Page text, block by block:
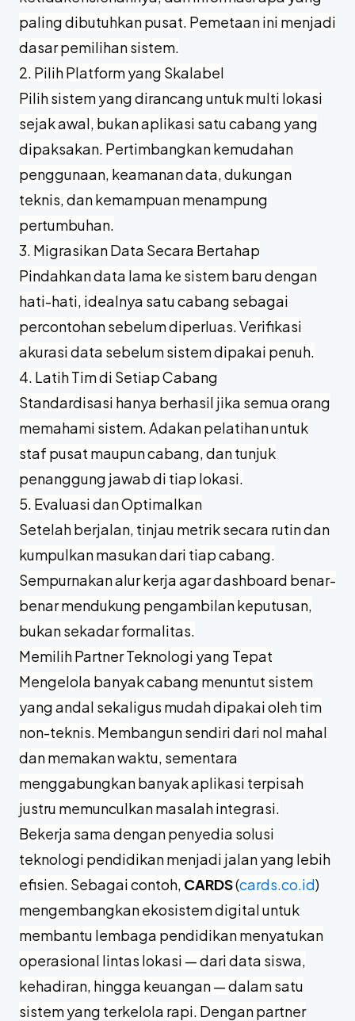
paling dibutuhkan pusat. Pemetaan ini menjadi
dasar pemilihan sistem.
2. Pilih Platform yang Skalabel
Pilih sistem yang dirancang untuk multi lokasi
sejak awal, bukan aplikasi satu cabang yang
dipaksakan. Pertimbangkan kemudahan
penggunaan, keamanan data, dukungan
teknis, dan kemampuan menampung
pertumbuhan.
3. Migrasikan Data Secara Bertahap
Pindahkan data lama ke sistem baru dengan
hati-hati, idealnya satu cabang sebagai
percontohan sebelum diperluas. Verifikasi
akurasi data sebelum sistem dipakai penuh.
4. Latih Tim di Setiap Cabang
Standardisasi hanya berhasil jika semua orang
memahami sistem. Adakan pelatihan untuk
staf pusat maupun cabang, dan tunjuk
penanggung jawab di tiap lokasi.
5. Evaluasi dan Optimalkan
Setelah berjalan, tinjau metrik secara rutin dan
kumpulkan masukan dari tiap cabang.
Sempurnakan alur kerja agar dashboard benar-
benar mendukung pengambilan keputusan,
bukan sekadar formalitas.
Memilih Partner Teknologi yang Tepat
Mengelola banyak cabang menuntut sistem
yang andal sekaligus mudah dipakai oleh tim
non-teknis. Membangun sendiri dari nol mahal
dan memakan waktu, sementara
menggabungkan banyak aplikasi terpisah
justru memunculkan masalah integrasi.
Bekerja sama dengan penyedia solusi
teknologi pendidikan menjadi jalan yang lebih
efisien. Sebagai contoh, CARDS(cards.co.id)
mengembangkan ekosistem digital untuk
membantu lembaga pendidikan menyatukan
operasional lintas lokasi — dari data siswa,
kehadiran, hingga keuangan — dalam satu
sistem yang terkelola rapi. Dengan partner